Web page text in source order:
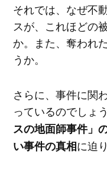
それでは、なぜ不
スが、これほどの
か。また、奪われ
うか。
さらに、事件に関
っているのでしょ
スの地面師事件」
い事件の真相に迫